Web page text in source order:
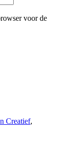
voor de
Creatief,